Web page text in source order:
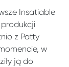
Insatiable
z Patty
w
ją do